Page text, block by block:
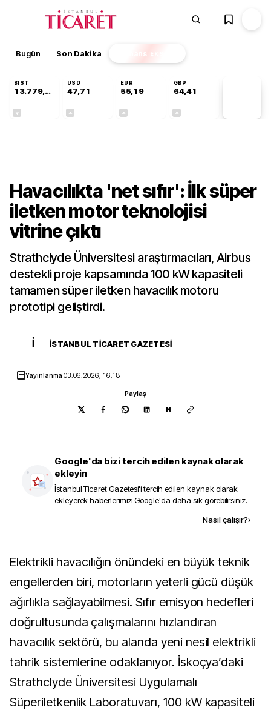
Bugün Son Dakika Finans EKSTRA
BIST
13.779,39
USD
47,71
EUR
55,19
GBP
64,41
Havacılıkta 'net sıfır': İlk süper
iletken motor teknolojisi
vitrine çıktı
Strathclyde Üniversitesi araştırmacıları, Airbus
destekli proje kapsamında 100 kW kapasiteli
tamamen süper iletken havacılık motoru
prototipi geliştirdi.
İ İSTANBUL TICARET GAZETESI
Yayınlanma03.06.2026, 16:18
Paylaş
N
Google'da bizi tercih edilen kaynak olarak
ekleyin
İstanbul Ticaret Gazetesi'i tercih edilen kaynak olarak
ekleyerek haberlerimizi Google'da daha sık görebilirsiniz.
Nasıl çalışır?›
Elektrikli havacılığın önündeki en büyük teknik
engellerden biri, motorların yeterli gücü düşük
ağırlıkla sağlayabilmesi. Sıfır emisyon hedefleri
doğrultusunda çalışmalarını hızlandıran
havacılık sektörü, bu alanda yeni nesil elektrikli
tahrik sistemlerine odaklanıyor. İskoçya’daki
Strathclyde Üniversitesi Uygulamalı
Süperiletkenlik Laboratuvarı, 100 kW kapasiteli